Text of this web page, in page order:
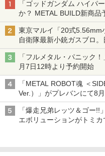
「ゴッドガンダム ハイパ
か？ METAL BUILD新商品
東京マルイ「20式5.56mm
自衛隊最新小銃ガスブロ
「フルメタル・パニック
月7日12時より予約開始
「METAL ROBOT魂 ＜
Ver.）」がプレバンにて8
「METAL ROBOT魂 ＜
も同時予約開始
「爆走兄弟レッツ＆ゴー
エボリューションがトミカ